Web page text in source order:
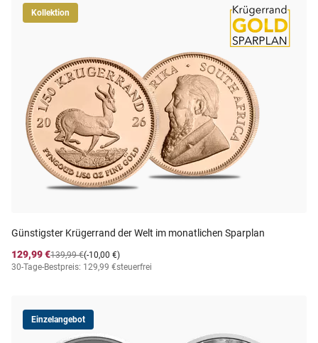
Kollektion
Günstigster Krügerrand der Welt im monatlichen Sparplan
129,99 €
(-10,00 €)
139,99 €
30-Tage-Bestpreis: 129,99 €steuerfrei
Einzelangebot